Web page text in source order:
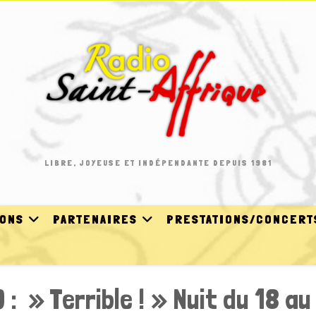
LIBRE, JOYEUSE ET INDÉPENDANTE DEPUIS 1981
PARTENAIRES PRESTATIONS/
: » Terrible ! » Nuit du 18